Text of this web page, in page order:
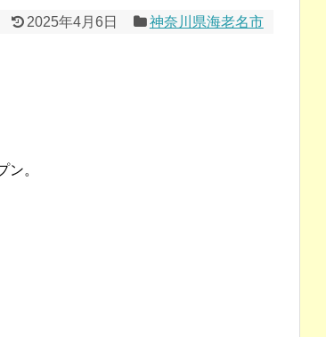
2025年4月6日 神奈川県海老名市
ン。